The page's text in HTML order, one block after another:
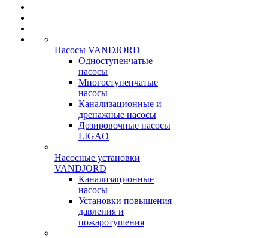
Насосы VANDJORD
Одноступенчатые
насосы
Многоступенчатые
насосы
Канализационные и
дренажные насосы
Дозировочные насосы
LIGAO
Насосные установки
VANDJORD
Канализационные
насосы
Установки повышения
давления и
пожаротушения